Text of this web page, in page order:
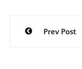
Navigation
Prev Post